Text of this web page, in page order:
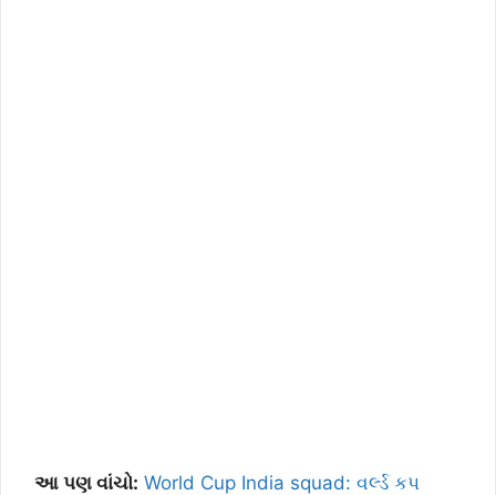
આ પણ વાંચો: World Cup India squad: વર્લ્ડ કપ